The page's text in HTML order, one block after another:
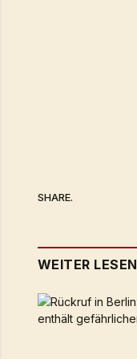
SHARE.
WEITER LESEN